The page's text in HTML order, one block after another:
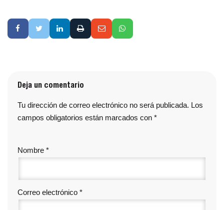
Deja un comentario
Tu dirección de correo electrónico no será publicada. Los
campos obligatorios están marcados con *
Nombre *
Correo electrónico *